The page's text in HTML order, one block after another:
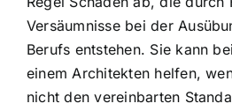
Versäumnisse bei der
Berufs entstehen. Sie kann
einem Architekten helfen,
nicht den vereinbarten